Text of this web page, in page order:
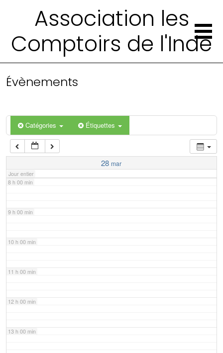
Association les
Comptoirs de l'Inde
Évènements
Catégories Étiquettes
28 mar
Jour entier
4 h 00 min
6 h 00 min
7 h 00 min
8 h 00 min
9 h 00 min
10 h 00 min
11 h 00 min
12 h 00 min
13 h 00 min